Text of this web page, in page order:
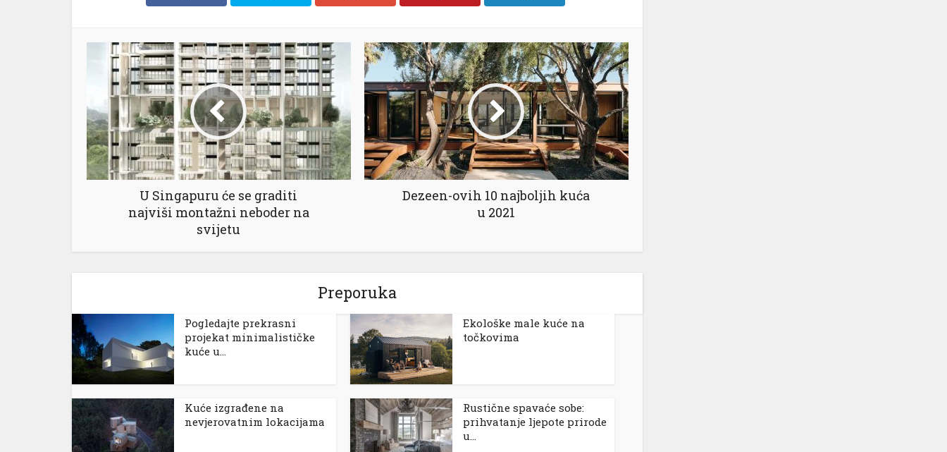
U Singapuru će se graditi
najviši montažni neboder na
svijetu
Dezeen-ovih 10 najboljih kuća
u 2021
Preporuka
Pogledajte prekrasni
projekat minimalističke
kuće u...
Ekološke male kuće na
točkovima
Kuće izgrađene na
nevjerovatnim lokacijama
Rustične spavaće sobe:
prihvatanje ljepote prirode
u...